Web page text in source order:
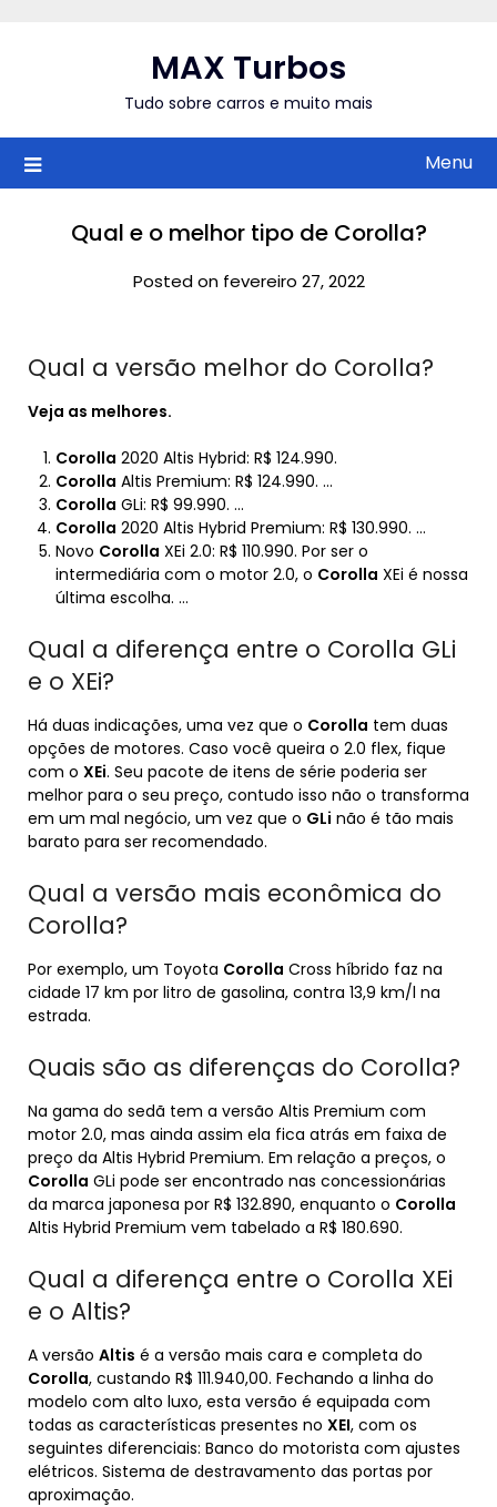
MAX Turbos
Tudo sobre carros e muito mais
Menu
Qual e o melhor tipo de Corolla?
Posted on fevereiro 27, 2022
Qual a versão melhor do Corolla?
Veja as melhores.
Corolla 2020 Altis Hybrid: R$ 124.990.
Corolla Altis Premium: R$ 124.990. …
Corolla GLi: R$ 99.990. …
Corolla 2020 Altis Hybrid Premium: R$ 130.990. …
Novo Corolla XEi 2.0: R$ 110.990. Por ser o
intermediária com o motor 2.0, o Corolla XEi é nossa
última escolha. …
Qual a diferença entre o Corolla GLi
e o XEi?
Há duas indicações, uma vez que o Corolla tem duas
opções de motores. Caso você queira o 2.0 flex, fique
com o XEi. Seu pacote de itens de série poderia ser
melhor para o seu preço, contudo isso não o transforma
em um mal negócio, um vez que o GLi não é tão mais
barato para ser recomendado.
Qual a versão mais econômica do
Corolla?
Por exemplo, um Toyota Corolla Cross híbrido faz na
cidade 17 km por litro de gasolina, contra 13,9 km/l na
estrada.
Quais são as diferenças do Corolla?
Na gama do sedã tem a versão Altis Premium com
motor 2.0, mas ainda assim ela fica atrás em faixa de
preço da Altis Hybrid Premium. Em relação a preços, o
Corolla GLi pode ser encontrado nas concessionárias
da marca japonesa por R$ 132.890, enquanto o Corolla
Altis Hybrid Premium vem tabelado a R$ 180.690.
Qual a diferença entre o Corolla XEi
e o Altis?
A versão Altis é a versão mais cara e completa do
Corolla, custando R$ 111.940,00. Fechando a linha do
modelo com alto luxo, esta versão é equipada com
todas as características presentes no XEI, com os
seguintes diferenciais: Banco do motorista com ajustes
elétricos. Sistema de destravamento das portas por
aproximação.